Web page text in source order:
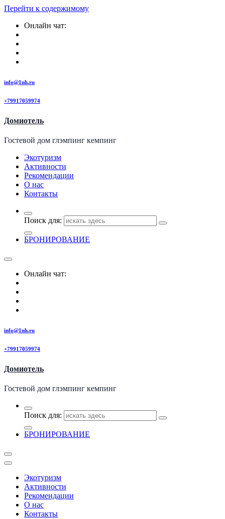
Перейти к содержимому
Онлайн чат:
info@1nh.ru
+79917059974
Домиотель
Гостевой дом глэмпинг кемпинг
Экотуризм
Активности
Рекомендации
О нас
Контакты
Поиск для:
БРОНИРОВАНИЕ
Онлайн чат:
info@1nh.ru
+79917059974
Домиотель
Гостевой дом глэмпинг кемпинг
Поиск для:
БРОНИРОВАНИЕ
Экотуризм
Активности
Рекомендации
О нас
Контакты